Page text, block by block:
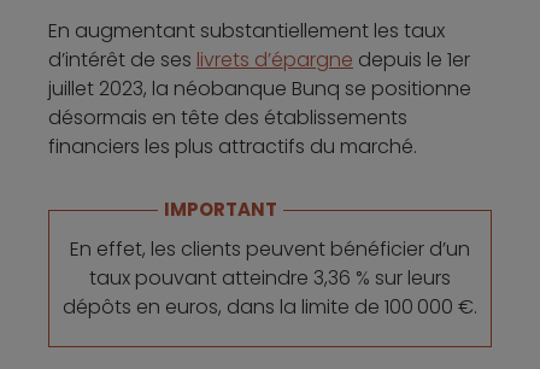
En augmentant substantiellement les taux
d’intérêt de ses livrets d’épargne depuis le 1er
juillet 2023, la néobanque Bunq se positionne
désormais en tête des établissements
financiers les plus attractifs du marché.
IMPORTANT
En effet, les clients peuvent bénéficier d’un
taux pouvant atteindre 3,36 % sur leurs
dépôts en euros, dans la limite de 100 000 €.